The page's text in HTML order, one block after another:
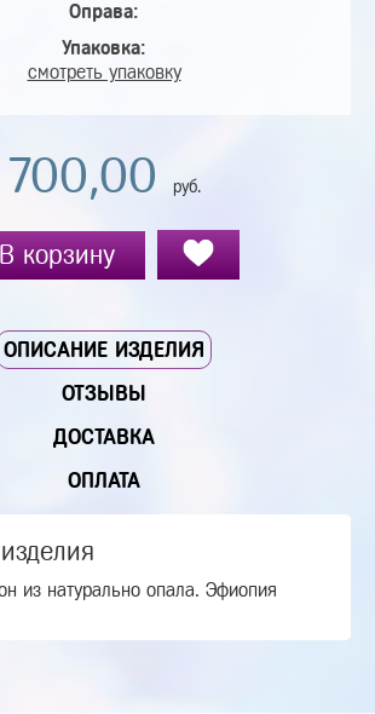
Оправа:
Упаковка:
смотреть упаковку
700,00 руб.
В корзину
ОПИСАНИЕ ИЗДЕЛИЯ
ОТЗЫВЫ
ДОСТАВКА
ОПЛАТА
из натурально опала. Эфиопия